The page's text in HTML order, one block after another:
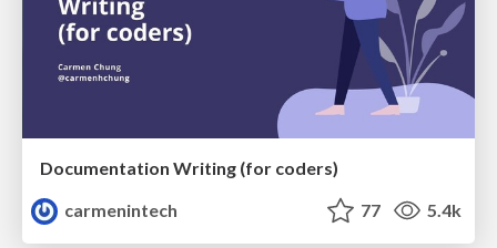
Documentation Writing (for coders)
carmenintech
77 5.4k